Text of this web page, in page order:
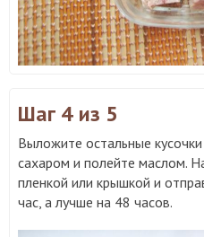
Шаг 4 из 5
Выложите остальные
сахаром и полейте маслом.
пленкой или крышкой и
час, а лучше на 48 часов.